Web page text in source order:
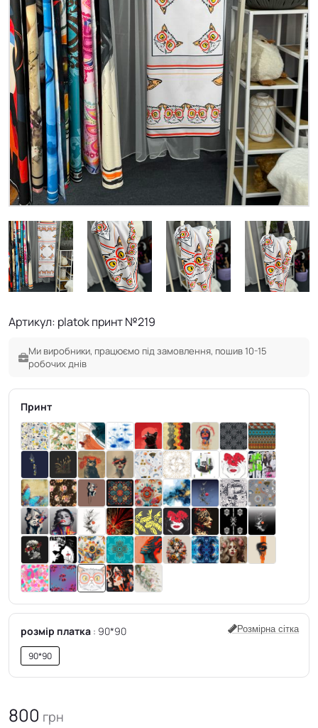
Артикул: platok принт №219
Ми виробники, працюємо під замовлення, пошив 10-15
робочих днів
Принт
розмір платка 90*90 Розмірна сітка
90*90
800 грн